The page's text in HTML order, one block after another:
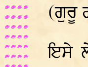
(ਗੁਰੂ
ਇਸੇ